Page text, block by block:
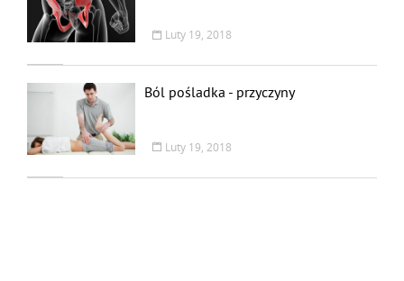
Luty 19, 2018
Ból pośladka - przyczyny
Luty 19, 2018